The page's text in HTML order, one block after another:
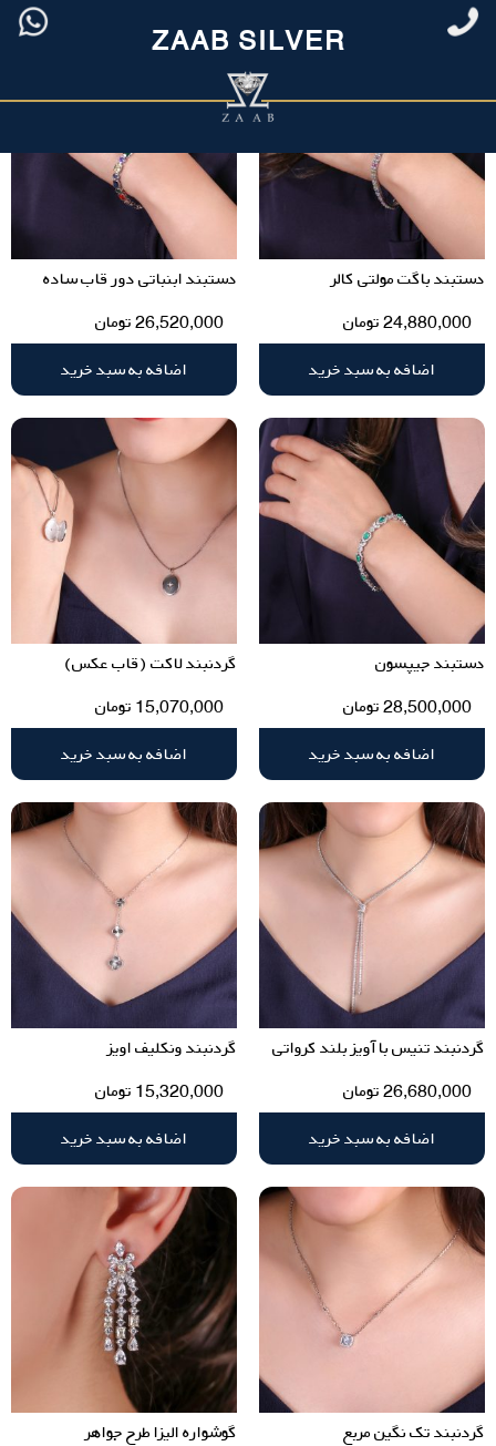
ZAAB SILVER
دستبند باگت مولتی کالر
24,880,000تومان
اضافه به سبد خرید
دستبند ابنباتی دور قاب ساده
26,520,000تومان
اضافه به سبد خرید
دستبند جیپسون
28,500,000تومان
اضافه به سبد خرید
گردنبند لاکت (قاب عکس)
15,070,000 تومان
اضافه به سبد خرید
گردنبند تنیس با آویز بلند کرواتی
26,680,000تومان
اضافه به سبد خرید
گردنبند ونکلیف اویز
15,320,000 تومان
اضافه به سبد خرید
گردنبند تک نگین مربع
گوشواره الیزا طرح جواهر